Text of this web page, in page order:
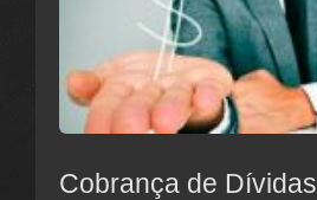
Cobrança de Dívidas